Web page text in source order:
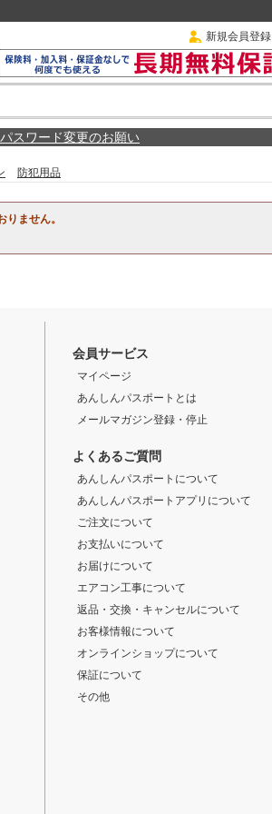
新規会員登録
スワード変更のお願い
防犯用品
ません。
会員サービス
マイページ
あんしんパスポートとは
メールマガジン登録・停止
よくあるご質問
あんしんパスポートについて
あんしんパスポートアプリについて
ご注文について
お支払いについて
お届けについて
エアコン工事について
返品・交換・キャンセルについて
お客様情報について
オンラインショップについて
保証について
その他